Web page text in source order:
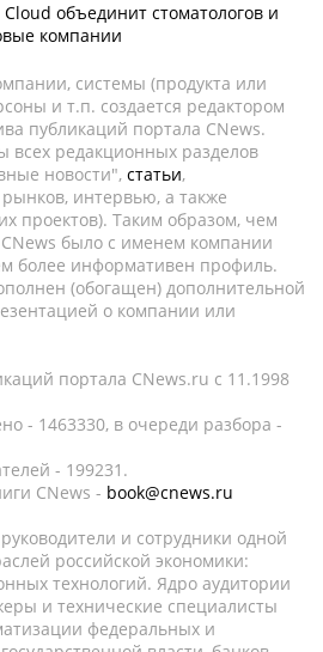
объединит стоматологов и
компании
системы (продукта или
и т.п. создается редактором
публикаций портала CNews.
всех редакционных разделов
новости", статьи,
интервью, а также
проектов). Таким образом, чем
было с именем компании
более информативен профиль.
(обогащен) дополнительной
о компании или
портала CNews.ru c 11.1998
- 1463330, в очереди разбора -
- 199231.
CNews - book@cnews.ru
и сотрудники одной
российской экономики:
технологий. Ядро аудитории
и технические специалисты
федеральных и